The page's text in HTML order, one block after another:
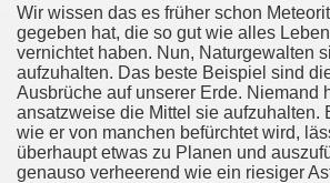
Wir wissen das es früher schon
gegeben hat, die so gut wie alles
vernichtet haben. Nun, Naturgewalten
aufzuhalten. Das beste Beispiel sind
Ausbrüche auf unserer Erde. Niemand
ansatzweise die Mittel sie aufzuhalten.
wie er von manchen befürchtet wird,
überhaupt etwas zu Planen und
genauso verheerend wie ein riesiger